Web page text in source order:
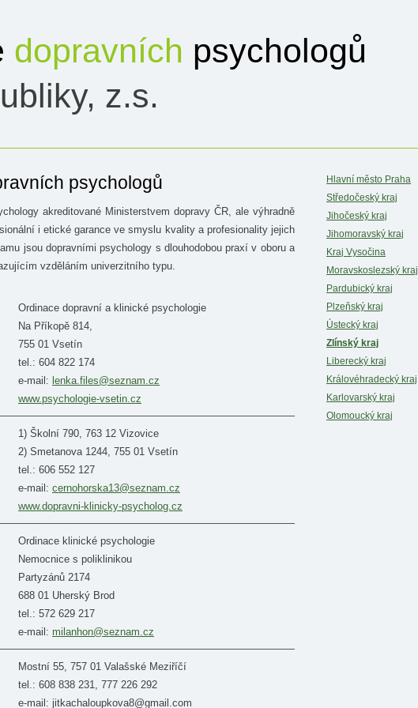
dopravních psychologů
z.s.
Hlavní město Praha
Středočeský kraj
Jihočeský kraj
Jihomoravský kraj
Kraj Vysočina
Moravskoslezský kraj
Pardubický kraj
Plzeňský kraj
Ústecký kraj
Zlínský kraj
Liberecký kraj
Královéhradecký kraj
Karlovarský kraj
Olomoucký kraj
psychologů
akreditované Ministerstvem dopravy ČR, ale výhradně
i etické garance ve smyslu kvality a profesionality jejich
jsou dopravními psychology s dlouhodobou praxí v oboru a
vzděláním univerzitního typu.
Ordinace dopravní a klinické psychologie
Na Příkopě 814,
755 01 Vsetín
tel.: 604 822 174
e-mail: lenka.files@seznam.cz
www.psychologie-vsetin.cz
1) Školní 790, 763 12 Vizovice
2) Smetanova 1244, 755 01 Vsetín
tel.: 606 552 127
e-mail: cernohorska13@seznam.cz
www.dopravni-klinicky-psycholog.cz
Ordinace klinické psychologie
Nemocnice s poliklinikou
Partyzánů 2174
688 01 Uherský Brod
tel.: 572 629 217
e-mail: milanhon@seznam.cz
Mostní 55, 757 01 Valašské Meziříčí
tel.: 608 838 231, 777 226 292
e-mail: jitkachaloupkova8@gmail.com